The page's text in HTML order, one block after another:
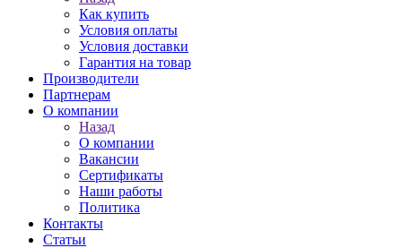
Как купить
Условия оплаты
Условия доставки
Гарантия на товар
Производители
Партнерам
О компании
Назад
О компании
Вакансии
Сертификаты
Наши работы
Политика
Контакты
Статьи